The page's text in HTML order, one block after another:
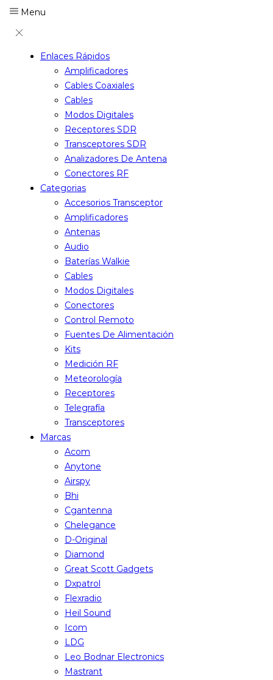
Menu
Enlaces Rápidos
Amplificadores
Cables Coaxiales
Cables
Modos Digitales
Receptores SDR
Transceptores SDR
Analizadores De Antena
Conectores RF
Categorias
Accesorios Transceptor
Amplificadores
Antenas
Audio
Baterías Walkie
Cables
Modos Digitales
Conectores
Control Remoto
Fuentes De Alimentación
Kits
Medición RF
Meteorología
Receptores
Telegrafía
Transceptores
Marcas
Acom
Anytone
Airspy
Bhi
Cgantenna
Chelegance
D-Original
Diamond
Great Scott Gadgets
Dxpatrol
Flexradio
Heil Sound
Icom
LDG
Leo Bodnar Electronics
Mastrant